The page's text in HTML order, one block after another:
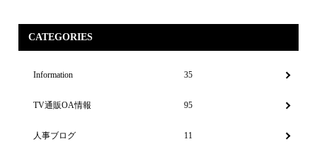
CATEGORIES
Information 35
TV通販OA情報 95
人事ブログ 11